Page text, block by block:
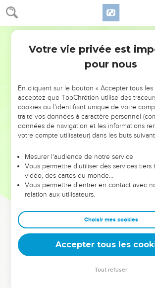
Genèse 48
marché mes pères Abraham et Isaac, le
de moi depuis que j'existe jusqu’à
l'ange qui m'a délivré de tout mal,
Que mon nom et celui de mes pères
subsistent à travers eux et qu'ils se
Joseph vit avec déplaisir que son père
droite sur la tête d'Ephraïm. Il prit la main
détourner de la tête d'Ephraïm et la diriger
Manassé.
Joseph dit à son père : « Ce n’est pas
Son père refusa et dit : « Je sais, mon fils,
donnera naissance à un peuple, lui aussi
son frère cadet sera plus grand que lui et
remplira les nations. »
Il les bénit ce jour-là. Il dit : « C'est par
en disant : ‘Que Dieu te traite comme
Manassé !’ » Il plaça Ephraïm avant
Israël dit à Joseph : « Je vais mourir,
Votre vie privée est
pour nous
En cliquant sur le bouton « Accepter tous les
acceptez que TopChrétien utilise des
cookies ou l'identifiant unique de votre
traite vos données à caractère personnel
données de navigation et les informations
votre compte utilisateur) dans les buts
Mesurer l'audience de notre service
Vous permettre d'utiliser des services tiers
vidéo, des cartes du monde…
Vous permettre d'entrer en contact avec
relation aux utilisateurs.
Choisir mes cookies
Accepter tous les
Tout refuser